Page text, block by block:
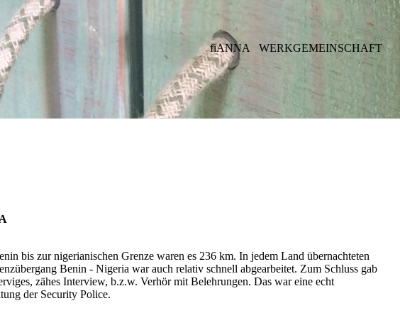
fiANNA WERKGEMEINSCHAFT
bis zur nigerianischen Grenze waren es 236 km. In jedem Land übernachteten
Benin - Nigeria war auch relativ schnell abgearbeitet. Zum Schluss gab
zähes Interview, b.z.w. Verhör mit Belehrungen. Das war eine echt
der Security Police.